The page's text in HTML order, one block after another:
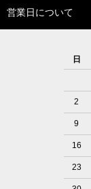
営業日について
日
2
9
16
23